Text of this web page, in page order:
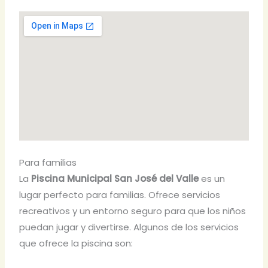
Para familias
La Piscina Municipal San José del Vallees un
lugar perfecto para familias. Ofrece servicios
recreativos y un entorno seguro para que los niños
puedan jugar y divertirse. Algunos de los servicios
que ofrece la piscina son: